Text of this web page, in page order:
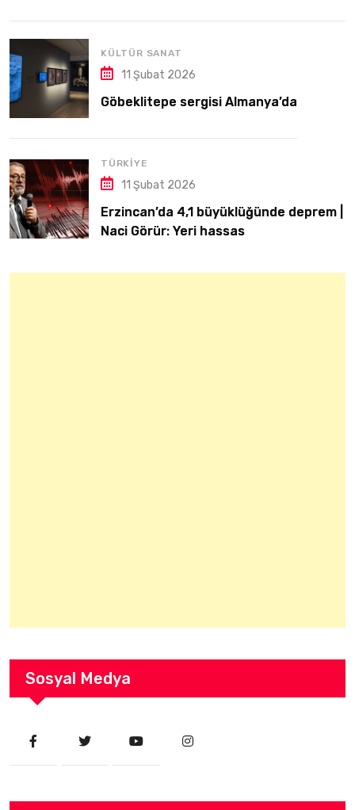
KÜLTÜR SANAT
11 Şubat 2026
Göbeklitepe sergisi Almanya’da
TÜRKIYE
11 Şubat 2026
Erzincan’da 4,1 büyüklüğünde deprem |
Naci Görür: Yeri hassas
Sosyal Medya